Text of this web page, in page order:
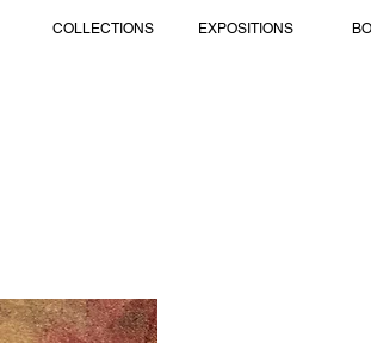
COLLECTIONS EXPOSITIONS